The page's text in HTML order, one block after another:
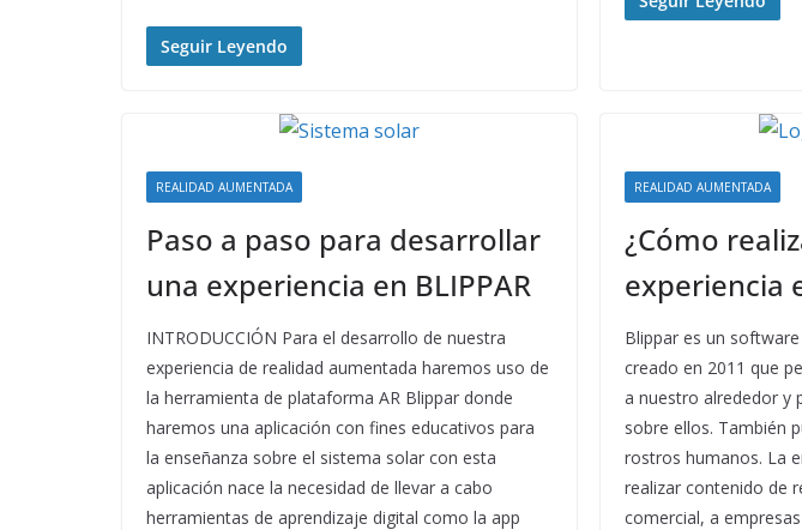
Seguir Leyendo
REALIDAD AUMENTADA
Paso a paso para desarrollar
una experiencia en BLIPPAR
INTRODUCCIÓN Para el desarrollo de nuestra
experiencia de realidad aumentada haremos uso de
la herramienta de plataforma AR Blippar donde
haremos una aplicación con fines educativos para
la enseñanza sobre el sistema solar con esta
aplicación nace la necesidad de llevar a cabo
herramientas de aprendizaje digital como la app
REALIDAD AUMENTADA
¿Cómo
experiencia
Blippar es un
creado en 2011 que
a nuestro alrededor y
sobre ellos. También
rostros humanos. La
realizar contenido de
comercial, a